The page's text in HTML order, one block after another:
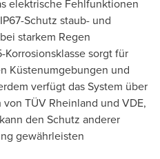
elektrische Fehlfunktionen
Schutz staub- und
starkem Regen
sorgt für
Küstenumgebungen und
verfügt das System über
TÜV Rheinland und VDE,
den Schutz anderer
gewährleisten